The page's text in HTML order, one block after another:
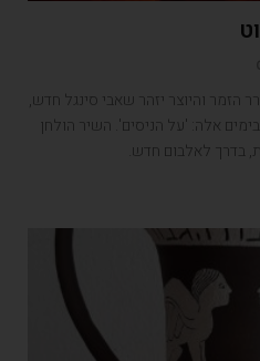
הזמר והיוצר יזהר שאבי סינגל חדש,
אלה: 'על הניסים'. השיר הולחן